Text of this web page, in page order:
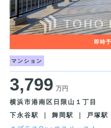
マンション
3,799 万円
横浜市港南区日限山１丁目
下永谷駅 ｜ 舞岡駅 ｜ 戸塚駅